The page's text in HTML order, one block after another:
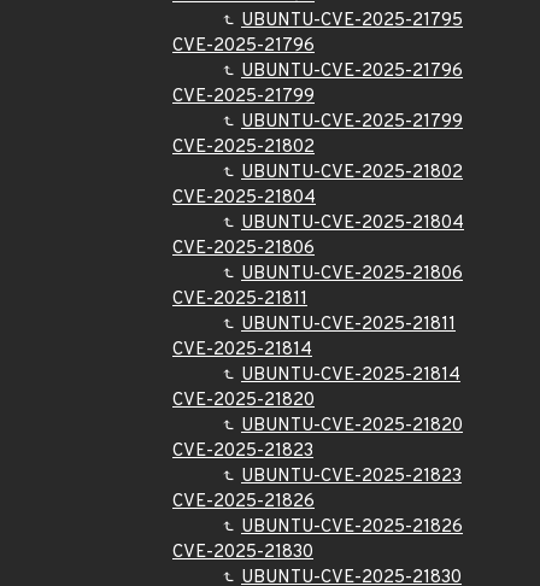
UBUNTU-CVE-2025-21795
CVE-2025-21796
UBUNTU-CVE-2025-21796
CVE-2025-21799
UBUNTU-CVE-2025-21799
CVE-2025-21802
UBUNTU-CVE-2025-21802
CVE-2025-21804
UBUNTU-CVE-2025-21804
CVE-2025-21806
UBUNTU-CVE-2025-21806
CVE-2025-21811
UBUNTU-CVE-2025-21811
CVE-2025-21814
UBUNTU-CVE-2025-21814
CVE-2025-21820
UBUNTU-CVE-2025-21820
CVE-2025-21823
UBUNTU-CVE-2025-21823
CVE-2025-21826
UBUNTU-CVE-2025-21826
CVE-2025-21830
UBUNTU-CVE-2025-21830